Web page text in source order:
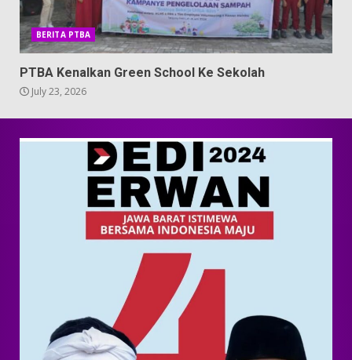
BERITA PTBA
PTBA Kenalkan Green School Ke Sekolah
July 23, 2026